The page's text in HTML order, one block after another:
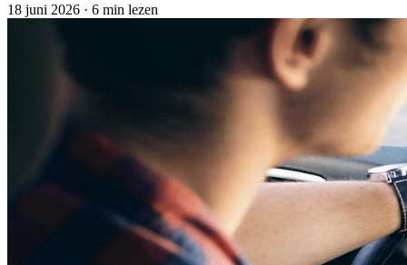
18 juni 2026 · 6 min lezen